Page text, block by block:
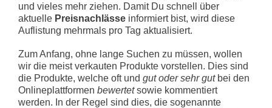
und vieles mehr ziehen. Damit Du schnell über
aktuelle Preisnachlässe informiert bist, wird diese
Auflistung mehrmals pro Tag aktualisiert.
Zum Anfang, ohne lange Suchen zu müssen, wollen
wir die meist verkauten Produkte vorstellen. Dies sind
die Produkte, welche oft und gut oder sehr gutbei den
Onlineplattformen bewertetsowie kommentiert
werden. In der Regel sind dies, die sogenannte